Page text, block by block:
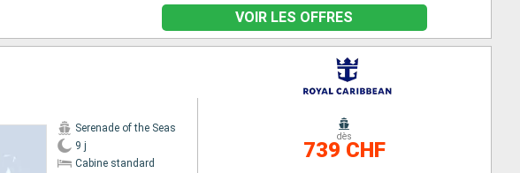
VOIR LES OFFRES
Serenade of the Seas
9 j
Cabine standard
dès
739 CHF